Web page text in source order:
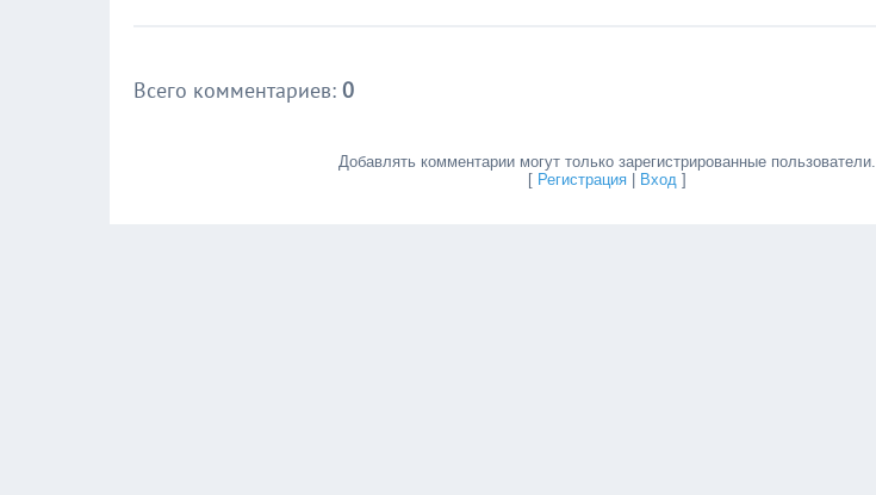
Всего комментариев: 0
Добавлять комментарии могут только зарегистрированные пользователи.
[ Регистрация Вход ]